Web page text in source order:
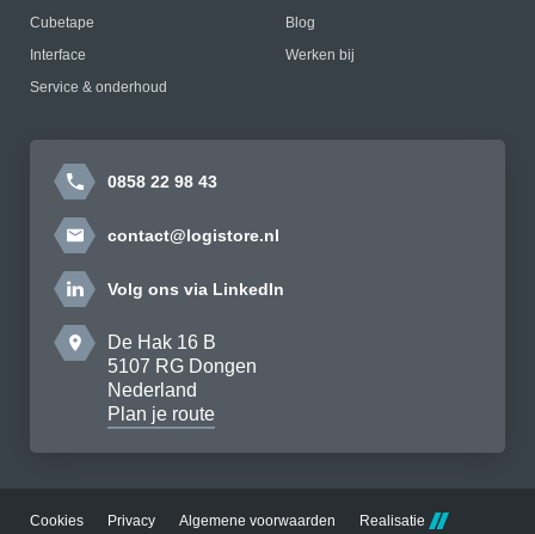
Cubetape
Interface
Service & onderhoud
Blog
Werken bij
0858 22 98 43
contact@logistore.nl
Volg ons via LinkedIn
De Hak 16 B
5107 RG Dongen
Nederland
Plan je route
Cookies Privacy Algemene voorwaarden Realisatie